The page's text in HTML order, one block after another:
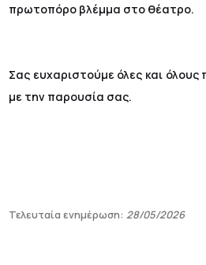
πρωτοπόρο βλέμμα στο θέατρο.
Σας ευχαριστούμε όλες και
με την παρουσία σας.
Τελευταία ενημέρωση:28/05/2026